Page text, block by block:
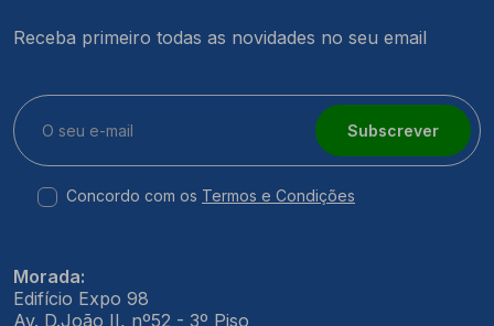
Receba primeiro todas as novidades no seu email
Subscrever
Concordo com os Termos e Condições
Morada:
Edifício Expo 98
Av. D.João II, nº52 - 3º Piso